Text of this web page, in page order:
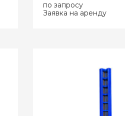
по запросу
Заявка на аренду